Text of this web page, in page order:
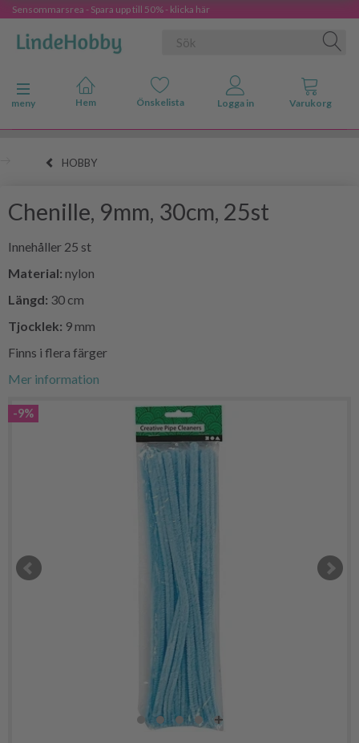
Sensommarsrea - Spara upp till 50% - klicka här
Ändra navigering
meny
HOBBY
Chenille, 9mm, 30cm, 25st
Innehåller 25 st
Material: nylon
Längd: 30 cm
Tjocklek: 9 mm
Finns i flera färger
Mer information
-9%